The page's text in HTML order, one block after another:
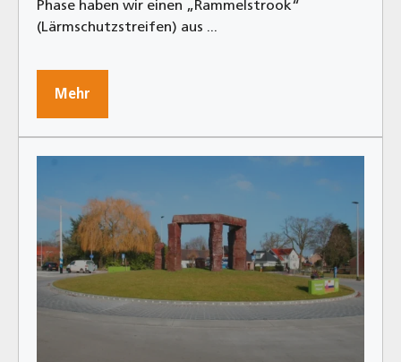
Phase haben wir einen „Rammelstrook“
(Lärmschutzstreifen) aus ...
Mehr